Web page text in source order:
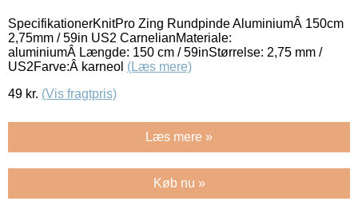
SpecifikationerKnitPro Zing Rundpinde AluminiumÂ 150cm
2,75mm / 59in US2 CarnelianMateriale:
aluminiumÂ Længde: 150 cm / 59inStørrelse: 2,75 mm /
US2Farve:Â karneol (Læs mere)
49 kr. (Vis fragtpris)
Læs mere »
Køb nu »